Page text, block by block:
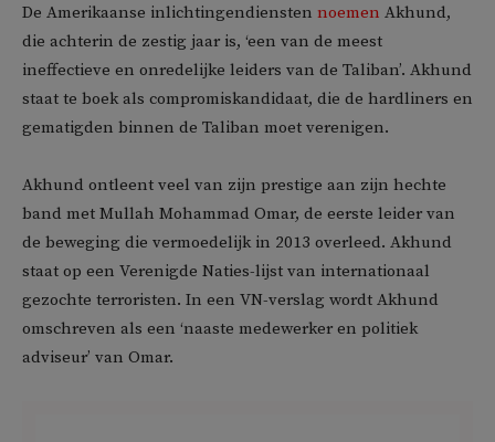
De Amerikaanse inlichtingendiensten noemen Akhund,
die achterin de zestig jaar is, ‘een van de meest
ineffectieve en onredelijke leiders van de Taliban’. Akhund
staat te boek als compromiskandidaat, die de hardliners en
gematigden binnen de Taliban moet verenigen.
Akhund ontleent veel van zijn prestige aan zijn hechte
band met Mullah Mohammad Omar, de eerste leider van
de beweging die vermoedelijk in 2013 overleed. Akhund
staat op een Verenigde Naties-lijst van internationaal
gezochte terroristen. In een VN-verslag wordt Akhund
omschreven als een ‘naaste medewerker en politiek
adviseur’ van Omar.